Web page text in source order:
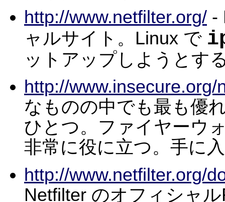
http://www.netfilter.org/ -
ャルサイト。Linux で
ットアップしようとす
http://www.insecure.org/
なものの中でも最も優
ひとつ。ファイヤーウ
非常に役に立つ。手に
http://www.netfilter.org/
Netfilter のオフィシャ